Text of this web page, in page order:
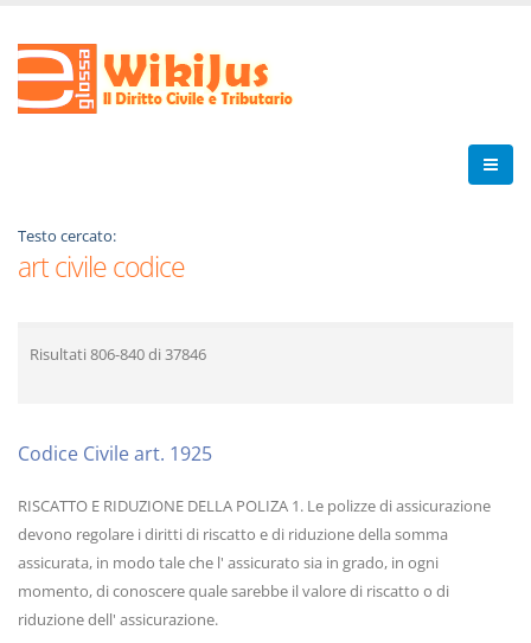
Testo cercato:
art civile codice
Risultati 806-840di 37846
Codice Civile art. 1925
RISCATTO E RIDUZIONE DELLA POLIZA 1. Le polizze di assicurazione
devono regolare i diritti di riscatto e di riduzione della somma
assicurata, in modo tale che l' assicurato sia in grado, in ogni
momento, di conoscere quale sarebbe il valore di riscatto o di
riduzione dell' assicurazione.